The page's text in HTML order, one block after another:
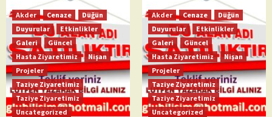
Akder Cenaze
Düğün
Duyurular
Etkinlikler
Galeri
Güncel
Hasta Ziyaretimiz
Nişan
Projeler
Taziye Ziyaretimiz
Taziye Ziyaretimiz
Uncategorized
Akder Cenaze
Düğün
Duyurular
Etkinlikler
Galeri
Güncel
Hasta Ziyaretimiz
Nişan
Projeler
Taziye Ziyaretimiz
Taziye Ziyaretimiz
Uncategorized